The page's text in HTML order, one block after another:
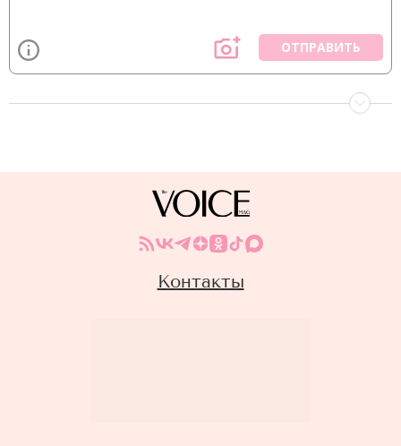
ОТПРАВИТЬ
Контакты